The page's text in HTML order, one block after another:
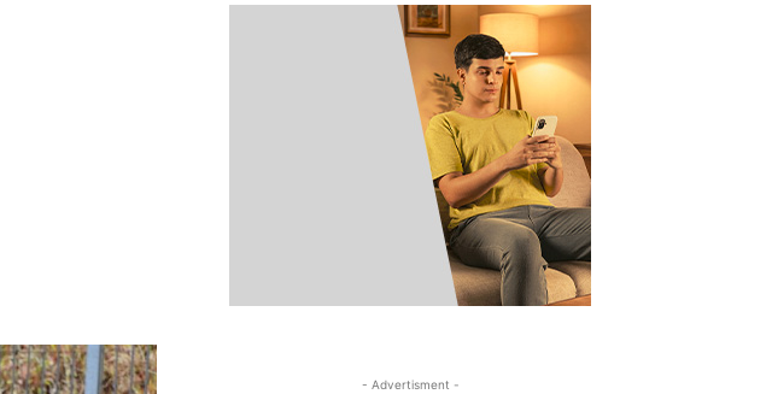
- Advertisment -